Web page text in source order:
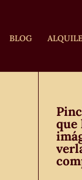
BLOG
que